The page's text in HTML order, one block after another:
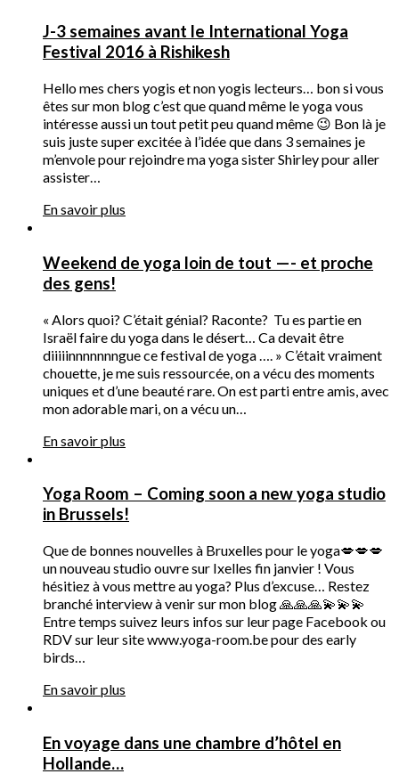
J-3 semaines avant le International Yoga
Festival 2016 à Rishikesh
Hello mes chers yogis et non yogis lecteurs… bon si vous
êtes sur mon blog c’est que quand même le yoga vous
intéresse aussi un tout petit peu quand même 😉 Bon là je
suis juste super excitée à l’idée que dans 3 semaines je
m’envole pour rejoindre ma yoga sister Shirley pour aller
assister…
En savoir plus
Weekend de yoga loin de tout —- et proche
des gens!
« Alors quoi? C’était génial? Raconte? Tu es partie en
Israël faire du yoga dans le désert… Ca devait être
diiiiinnnnnnngue ce festival de yoga …. » C’était vraiment
chouette, je me suis ressourcée, on a vécu des moments
uniques et d’une beauté rare. On est parti entre amis, avec
mon adorable mari, on a vécu un…
En savoir plus
Yoga Room – Coming soon a new yoga studio
in Brussels!
Que de bonnes nouvelles à Bruxelles pour le yoga💋💋💋
un nouveau studio ouvre sur Ixelles fin janvier ! Vous
hésitiez à vous mettre au yoga? Plus d’excuse… Restez
branché interview à venir sur mon blog 🙏🙏🙏💫💫💫
Entre temps suivez leurs infos sur leur page Facebook ou
RDV sur leur site www.yoga-room.be pour des early
birds…
En savoir plus
En voyage dans une chambre d’hôtel en
Hollande…